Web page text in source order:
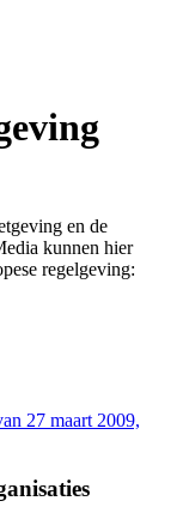
en de
kunnen hier
regelgeving:
27 maart 2009,